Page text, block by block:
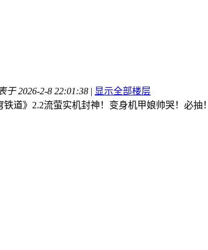
于 2026-2-8 22:01:38 | 显示全部楼层
铁道》2.2流萤实机封神！变身机甲娘帅哭！必抽！